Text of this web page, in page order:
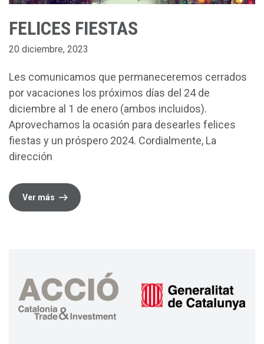
FELICES FIESTAS
20 diciembre, 2023
Les comunicamos que permaneceremos cerrados
por vacaciones los próximos días del 24 de
diciembre al 1 de enero (ambos incluidos).
Aprovechamos la ocasión para desearles felices
fiestas y un próspero 2024. Cordialmente, La
dirección
Ver más